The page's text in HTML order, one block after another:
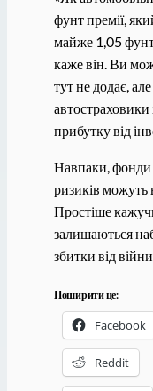
фунт премії,
майже 1,05
каже він. Ви
тут не додає,
автостраховики
прибутку від
Навпаки, фонди
ризиків
Простіше
залишаються
збитки від
Поширити це:
Facebook
Reddit